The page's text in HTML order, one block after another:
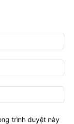
trình duyệt này